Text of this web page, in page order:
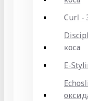
Curl -
коса
E-